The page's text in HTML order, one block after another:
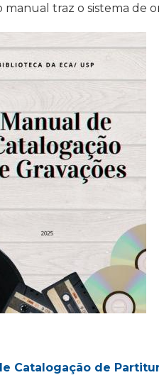
manual traz o sistema de
Catalogação de